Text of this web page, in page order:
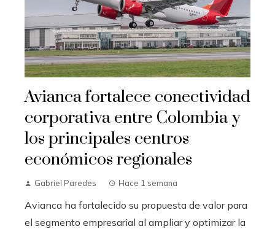
Avianca fortalece conectividad
corporativa entre Colombia y
los principales centros
económicos regionales
Gabriel Paredes Hace 1 semana
Avianca ha fortalecido su propuesta de valor para
el segmento empresarial al ampliar y optimizar la